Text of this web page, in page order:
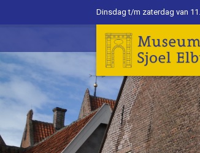
Dinsdag t/m zaterdag van